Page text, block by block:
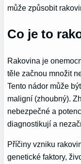
může způsobit
Co je to
Rakovina je
těle začnou množit
Tento nádor může
maligní (zhoubný).
nebezpečné a
diagnostikují a
Příčiny vzniku
genetické faktory,